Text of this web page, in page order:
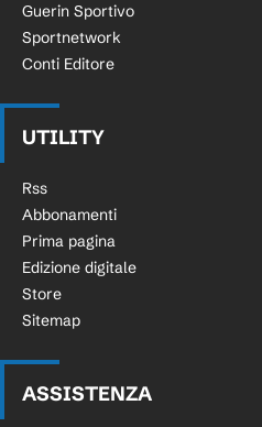
Guerin Sportivo
Sportnetwork
Conti Editore
UTILITY
Rss
Abbonamenti
Prima pagina
Edizione digitale
Store
Sitemap
ASSISTENZA